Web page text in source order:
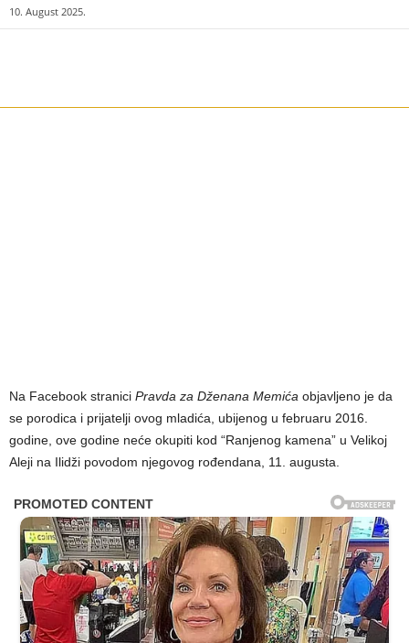
10. August 2025.
Na Facebook stranici Pravda za Dženana Memića objavljeno je da
se porodica i prijatelji ovog mladića, ubijenog u februaru 2016.
godine, ove godine neće okupiti kod “Ranjenog kamena” u Velikoj
Aleji na Ilidži povodom njegovog rođendana, 11. augusta.